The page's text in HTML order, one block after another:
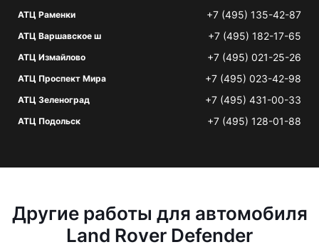
АТЦ Раменки +7 (495) 135-42-87
АТЦ Варшавское ш +7 (495) 182-17-65
АТЦ Измайлово +7 (495) 021-25-26
АТЦ Проспект Мира +7 (495) 023-42-98
АТЦ Зеленоград +7 (495) 431-00-33
АТЦ Подольск +7 (495) 128-01-88
Другие работы для автомобиля
Land Rover Defender